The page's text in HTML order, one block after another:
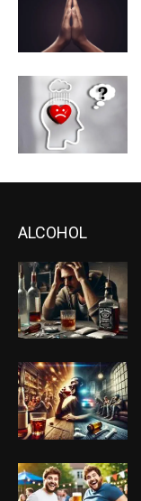
ALCOHOL